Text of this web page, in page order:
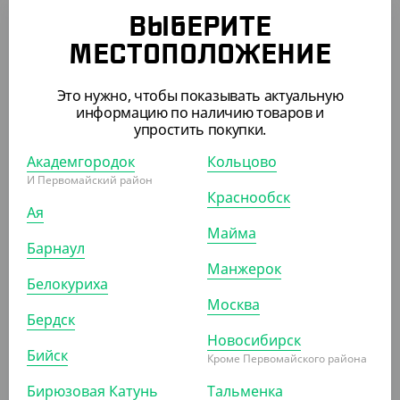
(2.25 ₽/ШТ)
Тарелка, d-205 мм, 2-х секционная, белая (ПС,
ВЫБЕРИТЕ
МЕСТОПОЛОЖЕНИЕ
Это нужно, чтобы показывать актуальную
информацию по наличию товаров и
упростить покупки.
Академгородок
И Первомайский район
Ая
Барнаул
Белокуриха
Бердск
Бийск
Бирюзовая Катунь
Кольцово
Краснообск
Майма
Манжерок
Москва
Новосибирск
Кроме Первомайского района
Тальменка